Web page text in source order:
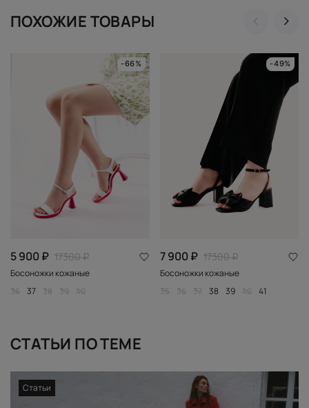
ПОХОЖИЕ ТОВАРЫ
-66%
5 900 ₽ 17300 ₽
Босоножки кожаные
36
37 38 39 40
-49%
7 900 ₽ 17300 ₽
Босоножки кожаные
35
36 37 38 39 40 41
СТАТЬИ ПО ТЕМЕ
Статьи